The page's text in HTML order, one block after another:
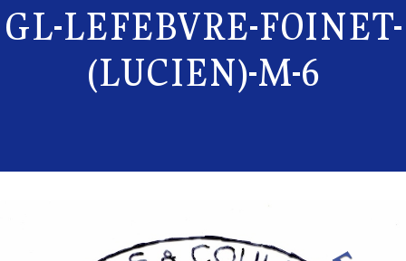
GL-LEFEBVRE-FOINET-
(LUCIEN)-M-6